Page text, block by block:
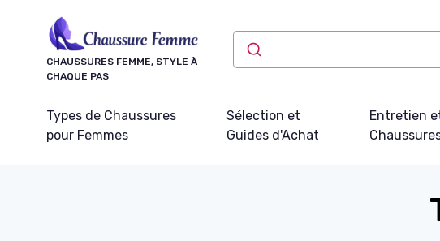
CHAUSSURES FEMME, STYLE À
CHAQUE PAS
Types de Chaussures
pour Femmes
Sélection et
Guides d'Achat
Entretien